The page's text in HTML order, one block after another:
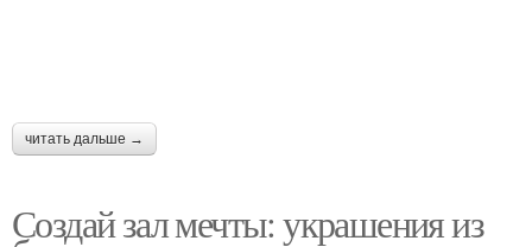
читать дальше →
Создай зал мечты: украшения из